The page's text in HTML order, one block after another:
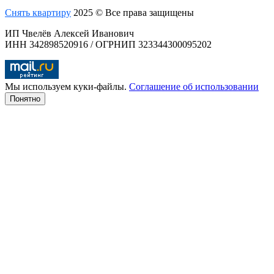
Снять квартиру 2025 © Все права защищены
ИП Чвелёв Алексей Иванович
ИНН 342898520916 / ОГРНИП 323344300095202
Мы используем куки-файлы. Соглашение об использовании
Понятно